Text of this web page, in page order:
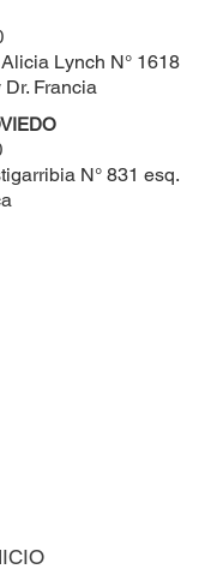
Lynch N° 1618
Francia
N° 831 esq.